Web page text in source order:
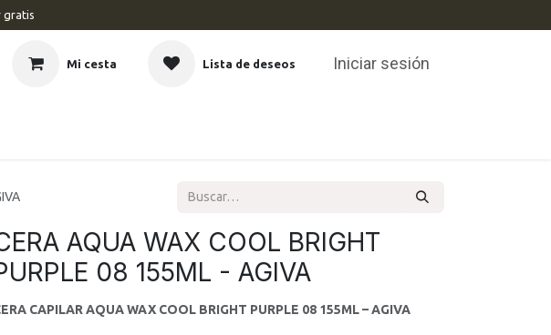
gratis
Mi cesta Lista de deseos Iniciar sesión
AQUA WAX COOL BRIGHT
08 155ML - AGIVA
CAPILAR AQUA WAX COOL BRIGHT PURPLE 08 155ML – AGIVA